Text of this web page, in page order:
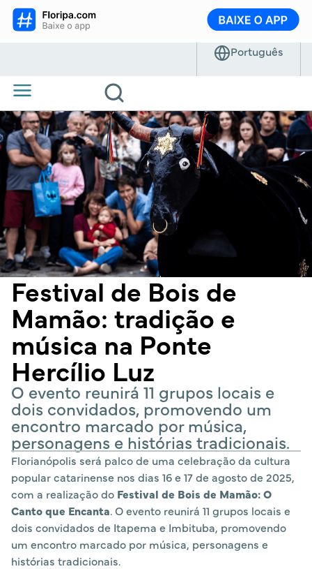
Festival de Bois de
Mamão: tradição e
música na Ponte
Hercílio Luz
O evento reunirá 11 grupos locais e
dois convidados, promovendo um
encontro marcado por música,
personagens e histórias tradicionais.
Florianópolis será palco de uma celebração da cultura
popular catarinense nos dias 16 e 17 de agosto de 2025,
com a realização do Festival de Bois de Mamão: O
Canto que Encanta. O evento reunirá 11 grupos locais e
dois convidados de Itapema e Imbituba, promovendo
um encontro marcado por música, personagens e
histórias tradicionais.